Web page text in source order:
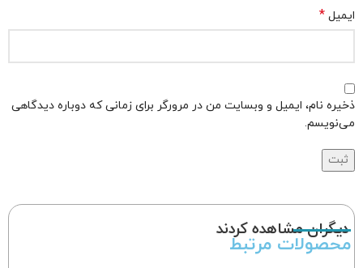
ایمیل *
ذخیره نام، ایمیل و وبسایت من در مرورگر برای زمانی که دوباره دیدگاهی
می‌نویسم.
دیگران مشاهده کردند
محصولات مرتبط